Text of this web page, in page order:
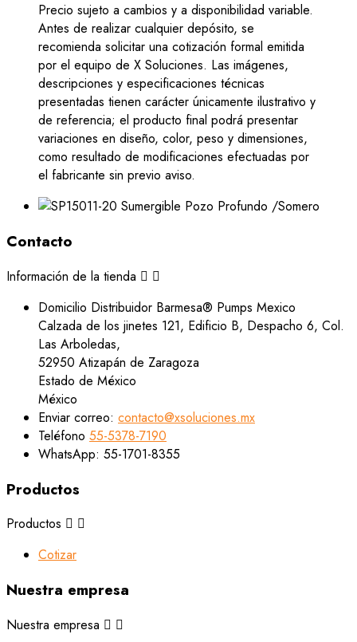
Precio sujeto a cambios y a disponibilidad variable.
Antes de realizar cualquier depósito, se
recomienda solicitar una cotización formal emitida
por el equipo de X Soluciones. Las imágenes,
descripciones y especificaciones técnicas
presentadas tienen carácter únicamente ilustrativo y
de referencia; el producto final podrá presentar
variaciones en diseño, color, peso y dimensiones,
como resultado de modificaciones efectuadas por
el fabricante sin previo aviso.
Contacto
Información de la tienda  
Domicilio Distribuidor Barmesa® Pumps Mexico
Calzada de los jinetes 121, Edificio B, Despacho 6, Col.
Las Arboledas,
52950 Atizapán de Zaragoza
Estado de México
México
Enviar correo: contacto@xsoluciones.mx
Teléfono 55-5378-7190
WhatsApp: 55-1701-8355
Productos
Productos  
Cotizar
Nuestra empresa
Nuestra empresa  